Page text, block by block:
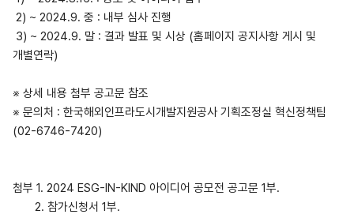
2) ~ 2024.9. 중 : 내부 심사 진행
3) ~ 2024.9. 말 : 결과 발표 및 시상 (홈페이지 공지사항 게시 및
개별연락)
※ 상세 내용 첨부 공고문 참조
※ 문의처 : 한국해외인프라도시개발지원공사 기획조정실 혁신정책팀
(02-6746-7420)
첨부 1. 2024 ESG-IN-KIND 아이디어 공모전 공고문 1부.
2. 참가신청서 1부.